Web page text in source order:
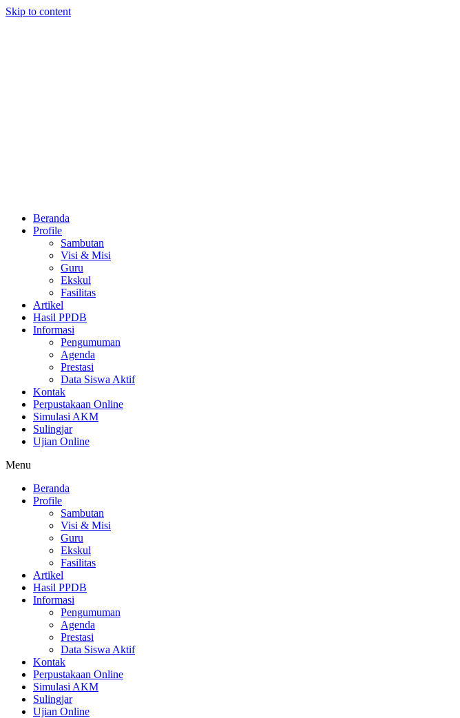
Skip to content
Beranda
Profile
Sambutan
Visi & Misi
Guru
Ekskul
Fasilitas
Artikel
Hasil PPDB
Informasi
Pengumuman
Agenda
Prestasi
Data Siswa Aktif
Kontak
Perpustakaan Online
Simulasi AKM
Sulingjar
Ujian Online
Menu
Beranda
Profile
Sambutan
Visi & Misi
Guru
Ekskul
Fasilitas
Artikel
Hasil PPDB
Informasi
Pengumuman
Agenda
Prestasi
Data Siswa Aktif
Kontak
Perpustakaan Online
Simulasi AKM
Sulingjar
Ujian Online